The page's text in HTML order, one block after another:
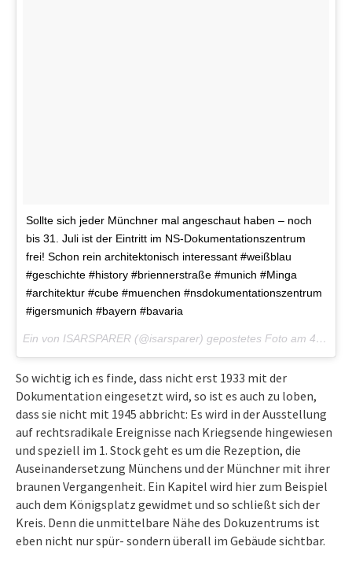
Sollte sich jeder Münchner mal angeschaut haben – noch
bis 31. Juli ist der Eintritt im NS-Dokumentationszentrum
frei! Schon rein architektonisch interessant #weißblau
#geschichte #history #briennerstraße #munich #Minga
#architektur #cube #muenchen #nsdokumentationszentrum
#igersmunich #bayern #bavaria
Ein von ISARSPARER (@isarsparer) gepostetes Foto am 4. Jun 2015 um 9:20 Uhr
So wichtig ich es finde, dass nicht erst 1933 mit der
Dokumentation eingesetzt wird, so ist es auch zu loben,
dass sie nicht mit 1945 abbricht: Es wird in der Ausstellung
auf rechtsradikale Ereignisse nach Kriegsende hingewiesen
und speziell im 1. Stock geht es um die Rezeption, die
Auseinandersetzung Münchens und der Münchner mit ihrer
braunen Vergangenheit. Ein Kapitel wird hier zum Beispiel
auch dem Königsplatz gewidmet und so schließt sich der
Kreis. Denn die unmittelbare Nähe des Dokuzentrums ist
eben nicht nur spür- sondern überall im Gebäude sichtbar.